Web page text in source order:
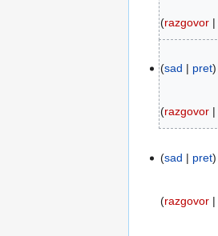
razgovor
sad pret
razgovor
sad pret
razgovor